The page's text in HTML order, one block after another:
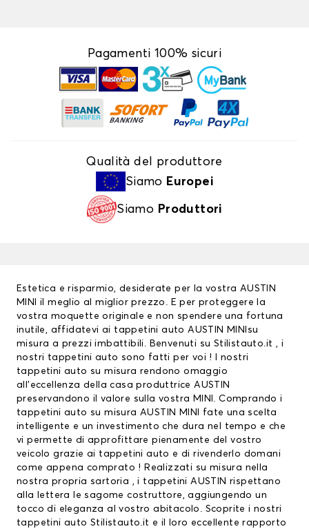
Pagamenti 100% sicuri
Qualità del produttore
Siamo Europei
Siamo Produttori
Estetica e risparmio, desiderate per la vostra AUSTIN
MINI il meglio al miglior prezzo. E per proteggere la
vostra moquette originale e non spendere una fortuna
inutile, affidatevi ai tappetini auto AUSTIN MINIsu
misura a prezzi imbattibili. Benvenuti su Stilistauto.it , i
nostri tappetini auto sono fatti per voi ! I nostri
tappetini auto su misura rendono omaggio
all’eccellenza della casa produttrice AUSTIN
preservandono il valore sulla vostra MINI. Comprando i
tappetini auto su misura AUSTIN MINI fate una scelta
intelligente e un investimento che dura nel tempo e che
vi permette di approfittare pienamente del vostro
veicolo grazie ai tappetini auto e di rivenderlo domani
come appena comprato ! Realizzati su misura nella
nostra propria sartoria , i tappetini AUSTIN rispettano
alla lettera le sagome costruttore, aggiungendo un
tocco di eleganza al vostro abitacolo. Scoprite i nostri
tappetini auto Stilistauto.it e il loro eccellente rapporto